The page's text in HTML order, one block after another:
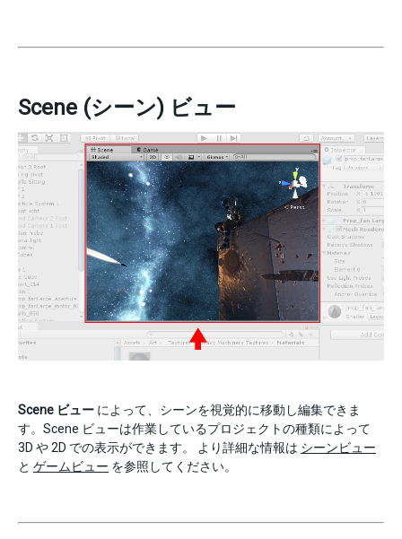
Scene (シーン) ビュー
Scene ビュー によって、シーンを視覚的に移動し編集できま
す。Scene ビューは作業しているプロジェクトの種類によって
3D や 2D での表示ができます。 より詳細な情報は シーンビュー
と ゲームビュー を参照してください。